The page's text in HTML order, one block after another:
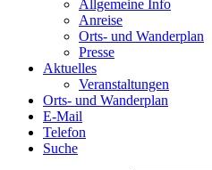
Allgemeine Info
Anreise
Orts- und Wanderplan
Presse
Aktuelles
Veranstaltungen
Orts- und Wanderplan
E-Mail
Telefon
Suche